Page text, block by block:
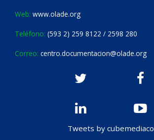
Web: www.olade.org
Teléfono: (593 2) 259 8122 / 2598 280
Correo: centro.documentacion@olade.org
Tweets by cubemediaco